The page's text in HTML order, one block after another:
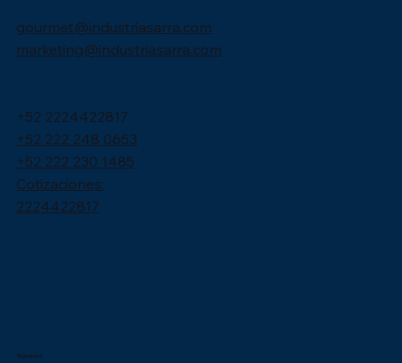
gourmet@industriasarra.com
marketing@industriasarra.com
+52 2224422817
+52 222 248 0653
+52 222 230 1485
Cotizaciones:
2224422817
Síguenos